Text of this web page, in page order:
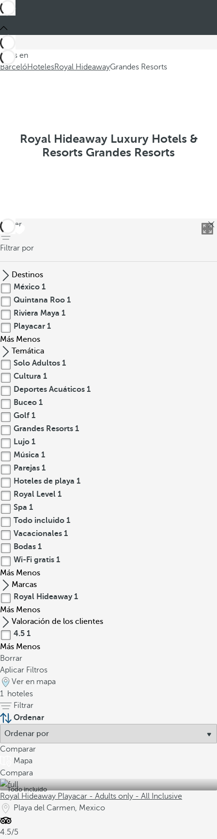
Estás en
BarcelóHotelesRoyal HideawayGrandes Resorts
Royal Hideaway Luxury Hotels &
Resorts Grandes Resorts
volver
Filtrar por
Destinos
México 1
Quintana Roo 1
Riviera Maya 1
Playacar 1
Más Menos
Temática
Solo Adultos 1
Cultura 1
Deportes Acuáticos 1
Buceo 1
Golf 1
Grandes Resorts 1
Lujo 1
Música 1
Parejas 1
Hoteles de playa 1
Royal Level 1
Spa 1
Todo incluido 1
Vacacionales 1
Bodas 1
Wi-Fi gratis 1
Más Menos
Marcas
Royal Hideaway 1
Más Menos
Valoración de los clientes
4.5 1
Más Menos
Borrar
Aplicar Filtros
Ver en mapa
1 hoteles
Filtrar
Ordenar
Comparar
Mapa
Compara
Todo incluido
Royal Hideaway Playacar - Adults only - All Inclusive
Playa del Carmen, Mexico
4.5/5